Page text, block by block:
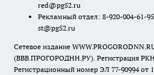
red@pg52.ru
Рекламный отдел: 8-920-004-61-
st@pg52.ru
Сетевое издание
(ВВВ.ПРОГОРОДНН.РУ). Регистрация
Регистрационный номер ЭЛ 77-90994 от